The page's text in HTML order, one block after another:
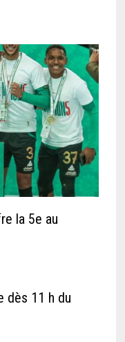
la 5e au
dès 11 h du